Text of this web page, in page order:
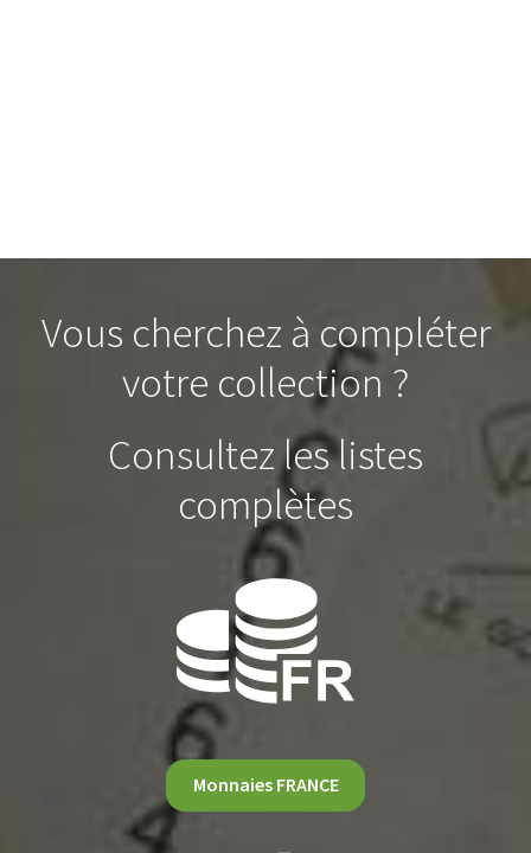
Vous cherchez à compléter
votre collection ?
Consultez les listes
complètes
Monnaies FRANCE